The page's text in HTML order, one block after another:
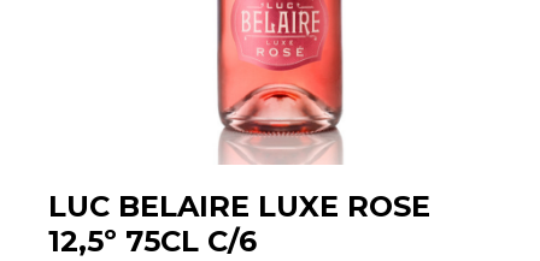
LUC BELAIRE LUXE ROSE
12,5º 75CL C/6